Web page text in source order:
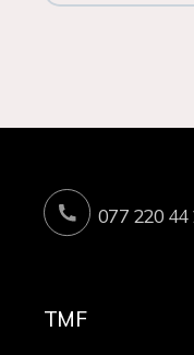
077 220 44
TMF